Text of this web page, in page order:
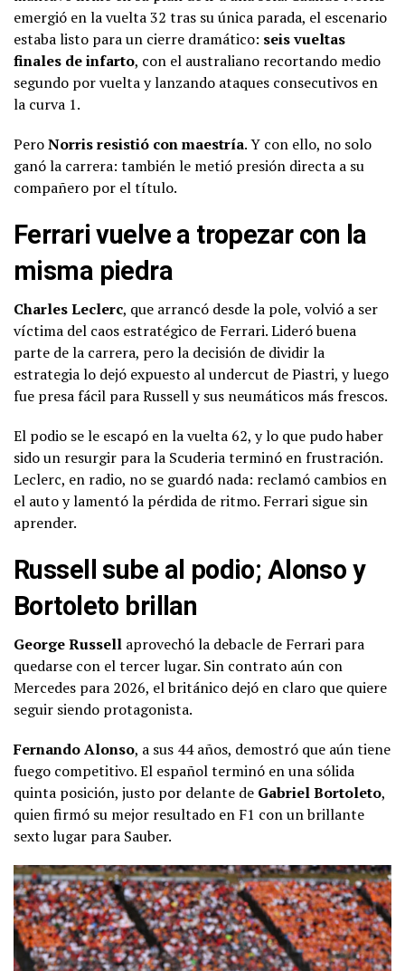
emergió en la vuelta 32 tras su única parada, el escenario
estaba listo para un cierre dramático: seis vueltas
finales de infarto, con el australiano recortando medio
segundo por vuelta y lanzando ataques consecutivos en
la curva 1.
PeroNorris resistió con maestría. Y con ello, no solo
ganó la carrera: también le metió presión directa a su
compañero por el título.
Ferrari vuelve a tropezar con la
misma piedra
Charles Leclerc, que arrancó desde la pole, volvió a ser
víctima del caos estratégico de Ferrari. Lideró buena
parte de la carrera, pero la decisión de dividir la
estrategia lo dejó expuesto al undercut de Piastri, y luego
fue presa fácil para Russell y sus neumáticos más frescos.
El podio se le escapó en la vuelta 62, y lo que pudo haber
sido un resurgir para la Scuderia terminó en frustración.
Leclerc, en radio, no se guardó nada: reclamó cambios en
el auto y lamentó la pérdida de ritmo. Ferrari sigue sin
aprender.
Russell sube al podio; Alonso y
Bortoleto brillan
George Russell aprovechó la debacle de Ferrari para
quedarse con el tercer lugar. Sin contrato aún con
Mercedes para 2026, el británico dejó en claro que quiere
seguir siendo protagonista.
Fernando Alonso, a sus 44 años, demostró que aún tiene
fuego competitivo. El español terminó en una sólida
quinta posición, justo por delante de Gabriel Bortoleto,
quien firmó su mejor resultado en F1 con un brillante
sexto lugar para Sauber.